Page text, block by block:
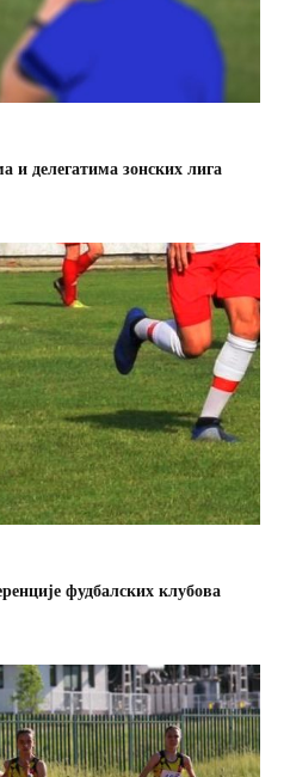
и делегатима зонских лига
фудбалских клубова